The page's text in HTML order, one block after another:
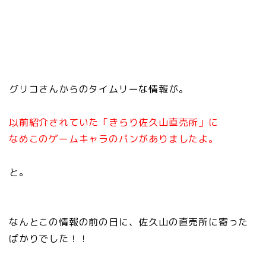
グリコさんからのタイムリーな情報が。
以前紹介されていた「きらり佐久山直売所」に
なめこのゲームキャラのパンがありましたよ。
と。
なんとこの情報の前の日に、佐久山の直売所に寄った
ばかりでした！！